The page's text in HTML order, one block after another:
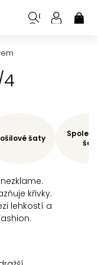
4
křivky.
lehkostí a
šaty